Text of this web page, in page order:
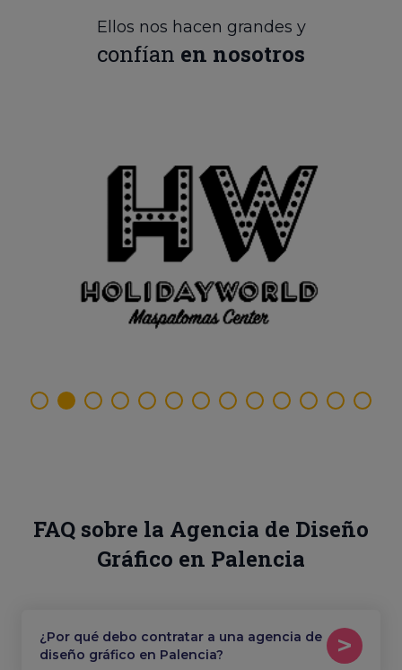
Ellos nos hacen grandes y
confían en nosotros
FAQ sobre la Agencia de Diseño
Gráfico en Palencia
¿Por qué debo contratar a una agencia de
diseño gráfico en Palencia?